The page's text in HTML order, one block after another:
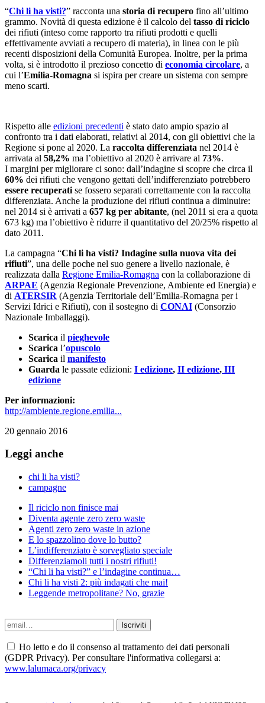
“Chi li ha visti?” racconta una storia di recupero fino all’ultimo
grammo. Novità di questa edizione è il calcolo del tasso di riciclo
dei rifiuti (inteso come rapporto tra rifiuti prodotti e quelli
effettivamente avviati a recupero di materia), in linea con le più
recenti disposizioni della Comunità Europea. Inoltre, per la prima
volta, si è introdotto il prezioso concetto di economia circolare, a
cui l’Emilia-Romagna si ispira per creare un sistema con sempre
meno scarti.
Rispetto alle edizioni precedenti è stato dato ampio spazio al
confronto tra i dati elaborati, relativi al 2014, con gli obiettivi che la
Regione si pone al 2020. La raccolta differenziata nel 2014 è
arrivata al 58,2% ma l’obiettivo al 2020 è arrivare al 73%.
I margini per migliorare ci sono: dall’indagine si scopre che circa il
60% dei rifiuti che vengono gettati dell’indifferenziato potrebbero
essere recuperati se fossero separati correttamente con la raccolta
differenziata. Anche la produzione dei rifiuti continua a diminuire:
nel 2014 si è arrivati a 657 kg per abitante, (nel 2011 si era a quota
673 kg) ma l’obiettivo è ridurre il quantitativo del 20/25% rispetto al
dato 2011.
La campagna “Chi li ha visti? Indagine sulla nuova vita dei
rifiuti”, una delle poche nel suo genere a livello nazionale, è
realizzata dalla Regione Emilia-Romagna con la collaborazione di
ARPAE (Agenzia Regionale Prevenzione, Ambiente ed Energia) e
di ATERSIR (Agenzia Territoriale dell’Emilia-Romagna per i
Servizi Idrici e Rifiuti), con il sostegno di CONAI (Consorzio
Nazionale Imballaggi).
Scarica il pieghevole
Scarica l’opuscolo
Scarica il manifesto
Guarda le passate edizioni: I edizione, II edizione, III
edizione
Per informazioni:
http://ambiente.regione.emilia...
20 gennaio 2016
Leggi anche
chi li ha visti?
campagne
Il riciclo non finisce mai
Diventa agente zero zero waste
Agenti zero zero waste in azione
E lo spazzolino dove lo butto?
L’indifferenziato è sorvegliato speciale
Differenziamoli tutti i nostri rifiuti!
“Chi li ha visti?” e l’indagine continua…
Chi li ha visti 2: più indagati che mai!
Leggende metropolitane? No, grazie
Ho letto e do il consenso al trattamento dei dati personali
(GDPR Privacy). Per consultare l'informativa collegarsi a:
www.lalumaca.org/privacy